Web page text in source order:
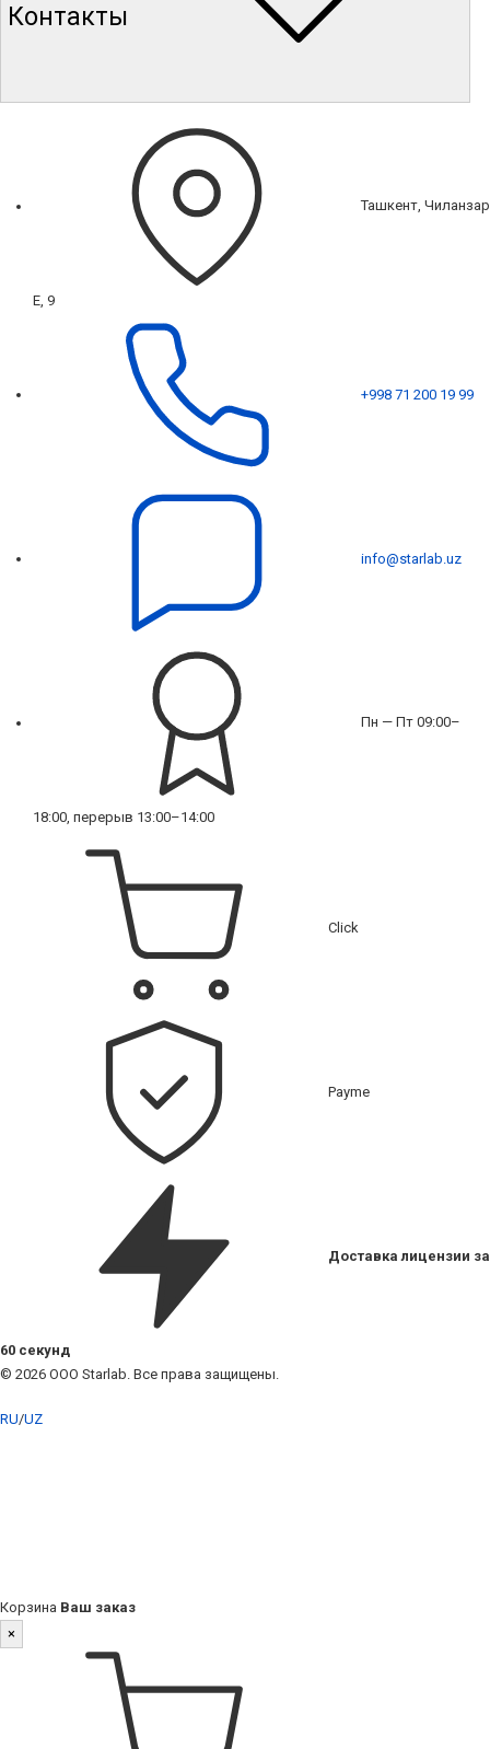
Контакты
Ташкент, Чиланзар
Е, 9
+998 71 200 19 99
info@starlab.uz
Пн — Пт 09:00–
18:00, перерыв 13:00–14:00
Click
Payme
Доставка лицензии за
60 секунд
© 2026 ООО Starlab. Все права защищены.
RU/UZ
Корзина Ваш заказ
×